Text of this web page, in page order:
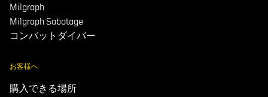
Milgraph
Milgraph Sabotage
コンバットダイバー
お客様へ
購入できる場所